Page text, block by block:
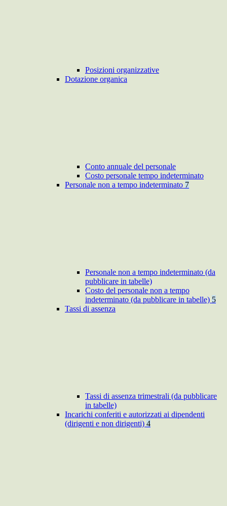
Posizioni organizzative
Dotazione organica
Conto annuale del personale
Costo personale tempo indeterminato
Personale non a tempo indeterminato 7
Personale non a tempo indeterminato (da
pubblicare in tabelle)
Costo del personale non a tempo
indeterminato (da pubblicare in tabelle) 5
Tassi di assenza
Tassi di assenza trimestrali (da pubblicare
in tabelle)
Incarichi conferiti e autorizzati ai dipendenti
(dirigenti e non dirigenti) 4